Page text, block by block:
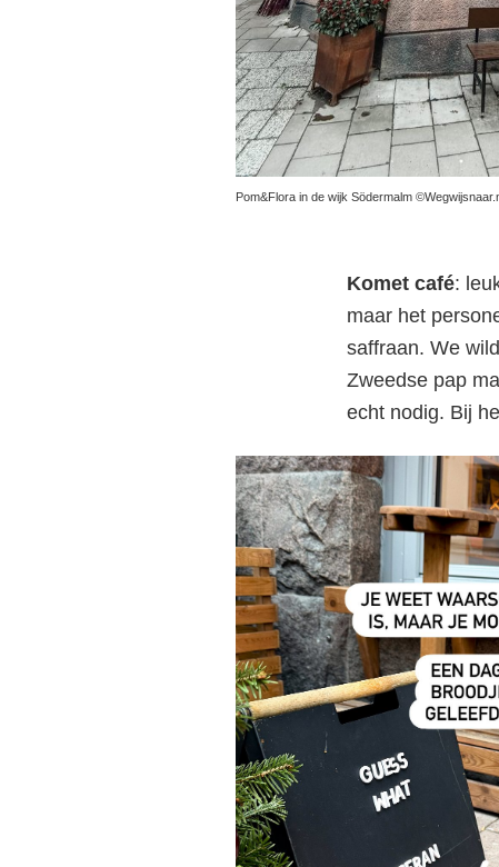
Pom&Flora in de wijk Södermalm
Komet café:
maar het
saffraan. We
Zweedse pap
echt nodig. Bij